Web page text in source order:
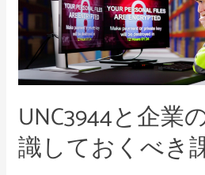
UNC3944と企業
識しておくべき
業
の
ト
ッ
プ
が
認
識